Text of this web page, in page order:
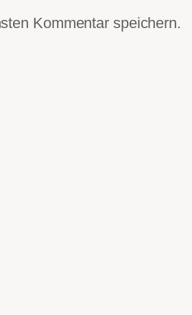
Kommentar speichern.